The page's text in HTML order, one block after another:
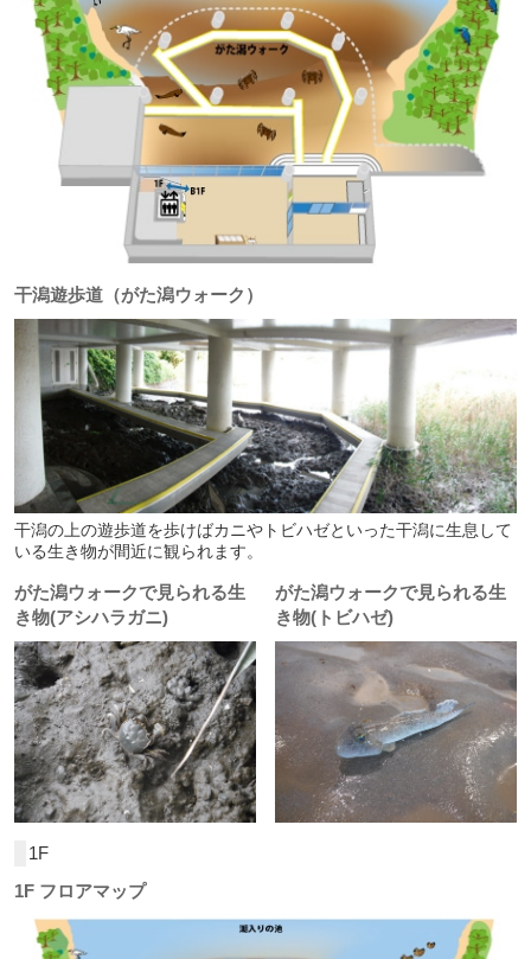
干潟遊歩道（がた潟ウォーク）
干潟の上の遊歩道を歩けばカニやトビハゼといった干潟に生息して
いる生き物が間近に観られます。
がた潟ウォークで見られる生
き物(アシハラガニ)
がた潟ウォークで見られる生
き物(トビハゼ)
1F
1F フロアマップ